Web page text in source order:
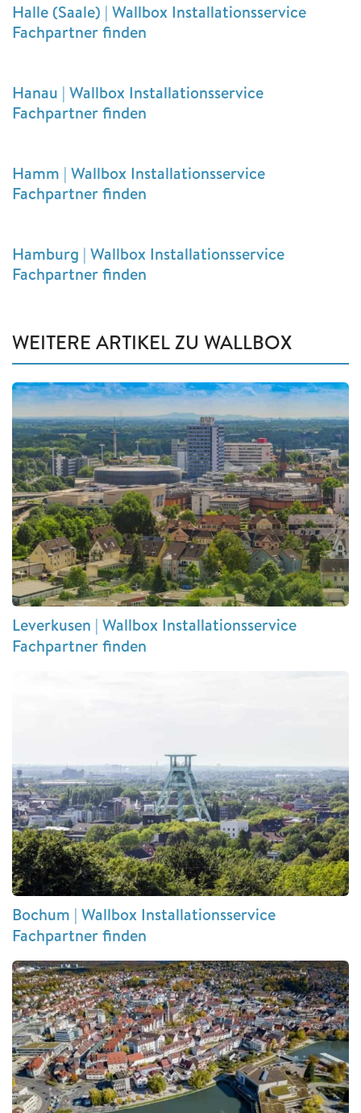
Halle (Saale) | Wallbox Installationsservice
Fachpartner finden
Hanau | Wallbox Installationsservice
Fachpartner finden
Hamm | Wallbox Installationsservice
Fachpartner finden
Hamburg | Wallbox Installationsservice
Fachpartner finden
WEITERE ARTIKEL ZU WALLBOX
Leverkusen | Wallbox Installationsservice
Fachpartner finden
Bochum | Wallbox Installationsservice
Fachpartner finden